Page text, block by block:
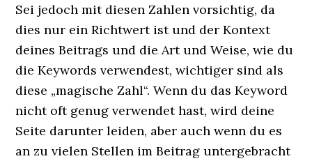
Sei jedoch mit diesen Zahlen vorsichtig, da
dies nur ein Richtwert ist und der Kontext
deines Beitrags und die Art und Weise, wie du
die Keywords verwendest, wichtiger sind als
diese „magische Zahl“. Wenn du das Keyword
nicht oft genug verwendet hast, wird deine
Seite darunter leiden, aber auch wenn du es
an zu vielen Stellen im Beitrag untergebracht